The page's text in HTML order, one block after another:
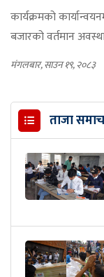
कार्यक्रमको
बजारको वर्तमान
मंगलबार, साउन १९, २०८३
ताजा